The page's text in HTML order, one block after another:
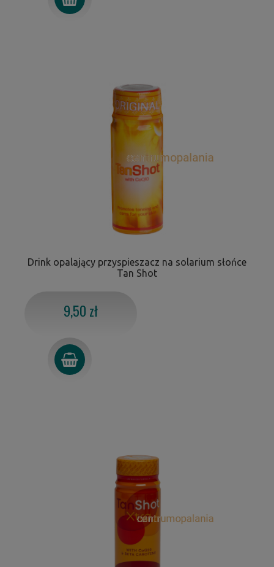
Drink opalający przyspieszacz na solarium słońce
Tan Shot
9,50 zł